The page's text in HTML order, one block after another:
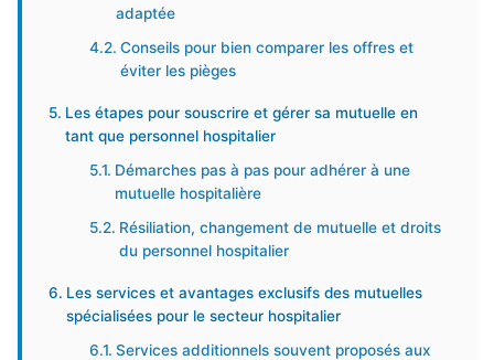
adaptée
Conseils pour bien comparer les offres et
éviter les pièges
Les étapes pour souscrire et gérer sa mutuelle en
tant que personnel hospitalier
Démarches pas à pas pour adhérer à une
mutuelle hospitalière
Résiliation, changement de mutuelle et droits
du personnel hospitalier
Les services et avantages exclusifs des mutuelles
spécialisées pour le secteur hospitalier
Services additionnels souvent proposés aux